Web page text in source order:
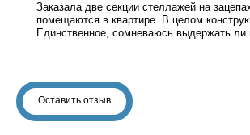
Заказала две секции стеллажей на
помещаются в квартире. В целом
Единственное, сомневаюсь выдержать
Оставить отзыв